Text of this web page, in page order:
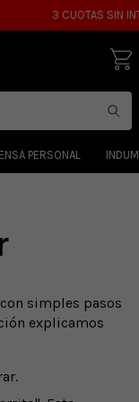
3 CUOTAS SIN
PERSONAL
simples pasos
explicamos